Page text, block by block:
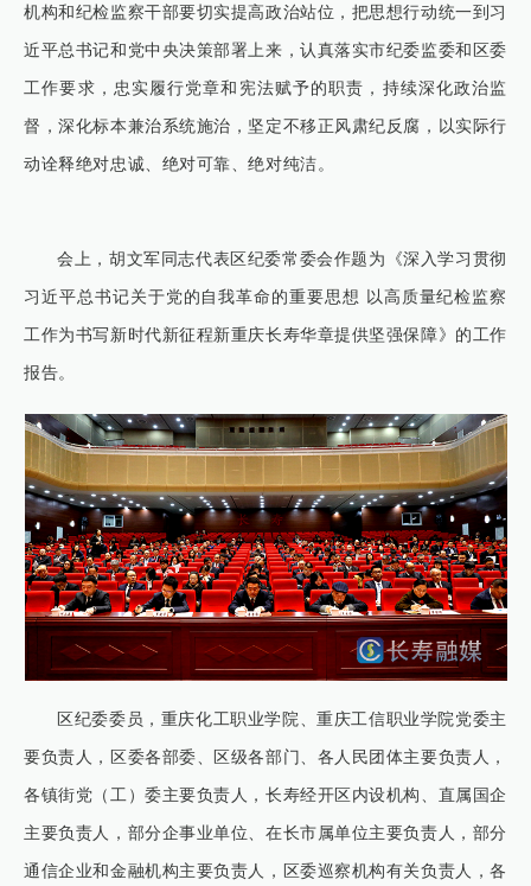
机构和纪检监察干部要切实提高政治站位，把思想行动统一到习
近平总书记和党中央决策部署上来，认真落实市纪委监委和区委
工作要求，忠实履行党章和宪法赋予的职责，持续深化政治监
督，深化标本兼治系统施治，坚定不移正风肃纪反腐，以实际行
动诠释绝对忠诚、绝对可靠、绝对纯洁。
会上，胡文军同志代表区纪委常委会作题为《深入学习贯彻
习近平总书记关于党的自我革命的重要思想 以高质量纪检监察
工作为书写新时代新征程新重庆长寿华章提供坚强保障》的工作
报告。
区纪委委员，重庆化工职业学院、重庆工信职业学院党委主
要负责人，区委各部委、区级各部门、各人民团体主要负责人，
各镇街党（工）委主要负责人，长寿经开区内设机构、直属国企
主要负责人，部分企事业单位、在长市属单位主要负责人，部分
通信企业和金融机构主要负责人，区委巡察机构有关负责人，各